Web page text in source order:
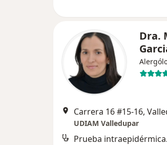
Dra.
Carrera 16 #15-16,
UDIAM Valledupar